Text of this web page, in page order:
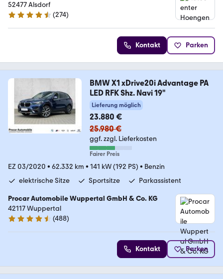
52477 Alsdorf
4.5 Sterne
(274)
Kontakt Parken
BMW X1 xDrive20i Advantage PA
LED RFK Shz. Navi 19"
Lieferung möglich
23.880 €
25.980 €
ggf. zzgl. Lieferkosten
Fairer Preis
EZ 03/2020 • 62.332 km • 141 kW (192 PS) • Benzin
elektrische Sitze
Sportsitze Parkassistent
Procar Automobile Wuppertal GmbH & Co. KG
42117 Wuppertal
4.5 Sterne
(488)
Kontakt Parken